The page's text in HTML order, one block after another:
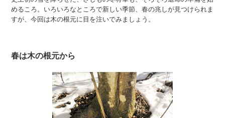
めるころ。いろいろなところで新しい季節、春の兆しが見つけられま
すが、今回は木の根元に目を注いでみましょう。
春は木の根元から